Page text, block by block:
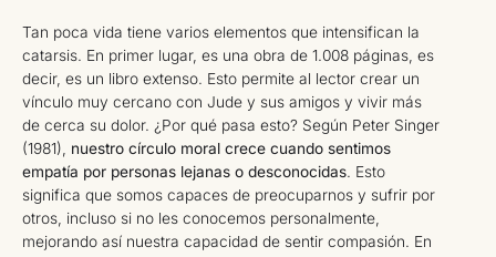
Tan poca vida tiene varios elementos que intensifican la
catarsis. En primer lugar, es una obra de 1.008 páginas, es
decir, es un libro extenso. Esto permite al lector crear un
vínculo muy cercano con Jude y sus amigos y vivir más
de cerca su dolor. ¿Por qué pasa esto? Según Peter Singer
(1981), nuestro círculo moral crece cuando sentimos
empatía por personas lejanas o desconocidas. Esto
significa que somos capaces de preocuparnos y sufrir por
otros, incluso si no les conocemos personalmente,
mejorando así nuestra capacidad de sentir compasión. En